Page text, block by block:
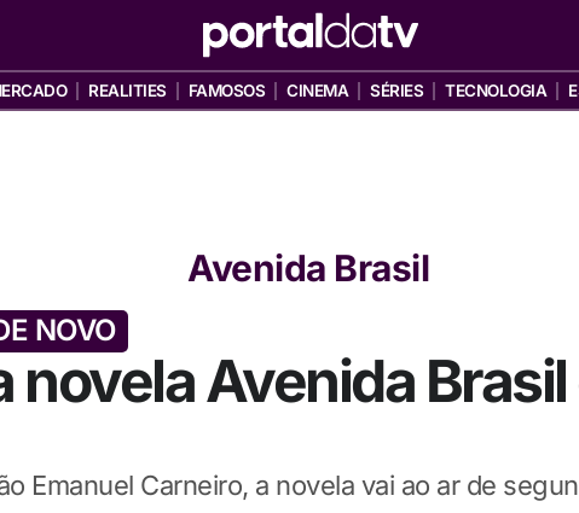
REALITIES FAMOSOS CINEMA SÉRIES TECNOLOGIA
Avenida Brasil
NOVO
novela Avenida Brasil
Emanuel Carneiro, a novela vai ao ar de